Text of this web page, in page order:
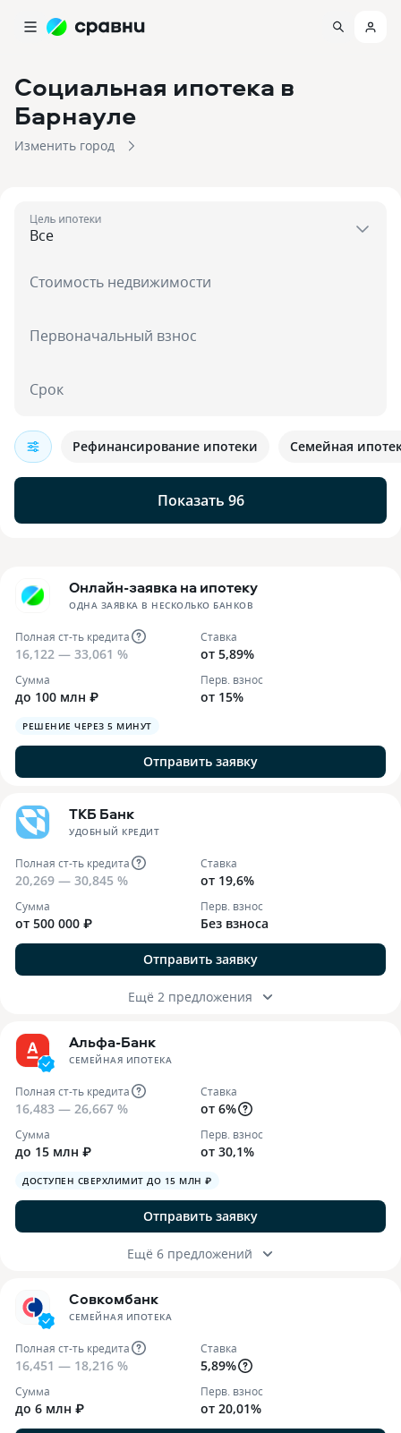
Социальная ипотека в
Барнауле
Изменить город
Цель ипотеки
Стоимость недвижимости
Первоначальный взнос
Срок
Показать 96
Рефинансирование ипотеки Семейная
Онлайн-заявка на ипотеку
ОДНА ЗАЯВКА В НЕСКОЛЬКО БАНКОВ
Полная ст-ть кредита
16,122 — 33,061 %
Ставка
от 5,89%
Сумма
до 100 млн ₽
Перв. взнос
от 15%
РЕШЕНИЕ ЧЕРЕЗ 5 МИНУТ
Отправить заявку
ТКБ Банк
УДОБНЫЙ КРЕДИТ
Полная ст-ть кредита
20,269 — 30,845 %
Ставка
от 19,6%
Сумма
от 500 000 ₽
Перв. взнос
Без взноса
Отправить заявку
Ещё 2 предложения
Альфа-Банк
СЕМЕЙНАЯ ИПОТЕКА
Полная ст-ть кредита
16,483 — 26,667 %
Ставка
от 6%
Сумма
до 15 млн ₽
Перв. взнос
от 30,1%
ДОСТУПЕН СВЕРХЛИМИТ ДО 15 МЛН ₽
Отправить заявку
Ещё 6 предложений
Совкомбанк
СЕМЕЙНАЯ ИПОТЕКА
Полная ст-ть кредита
16,451 — 18,216 %
Ставка
5,89%
Сумма
до 6 млн ₽
Перв. взнос
от 20,01%